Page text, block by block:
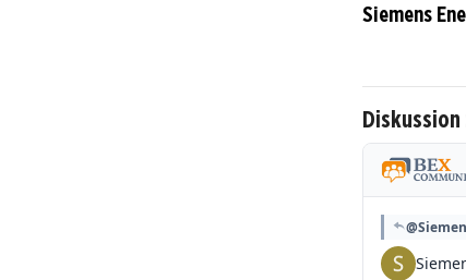
Siemens
Diskussion